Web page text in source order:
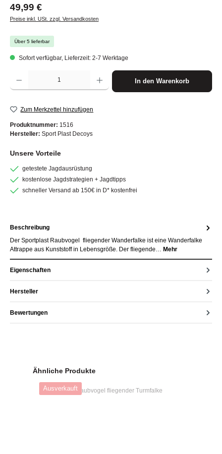
Regulärer Preis:
49,99 €
Preise inkl. USt. zzgl. Versandkosten
Über 5 lieferbar
Sofort verfügbar, Lieferzeit: 2-7 Werktage
Produkt Anzahl: Gib den gewünschten Wert ein oder benutze die Schaltflächen um die
In den Warenkorb
Zum Merkzettel hinzufügen
Produktnummer: 1516
Hersteller: Sport Plast Decoys
Unsere Vorteile
getestete Jagdausrüstung
kostenlose Jagdstrategien + Jagdtipps
schneller Versand ab 150€ in D* kostenfrei
Beschreibung
Der Sportplast Raubvogel fliegender Wanderfalke ist eine Wanderfalke
Attrappe aus Kunststoff in Lebensgröße. Der fliegende… Mehr
Eigenschaften
Hersteller
Bewertungen
Produktgalerie überspringen
Ähnliche Produkte
Ausverkauft